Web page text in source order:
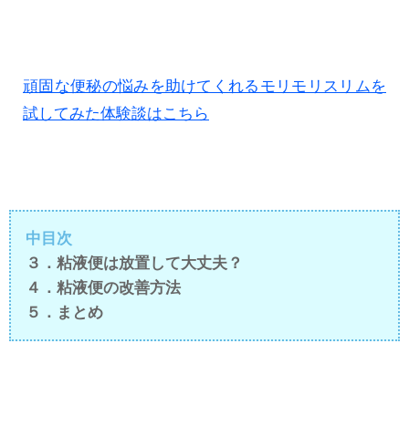
頑固な便秘の悩みを助けてくれるモリモリスリムを
試してみた体験談はこちら
中目次
３．粘液便は放置して大丈夫？
４．粘液便の改善方法
５．まとめ